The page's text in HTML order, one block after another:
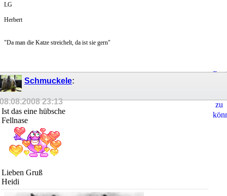
LG
Herbert
"Da man die Katze streichelt, da ist sie gern"
zu
Schmuckele:
08.08.200823:13
Ist das eine hübsche
Fellnase
Lieben Gruß
Heidi